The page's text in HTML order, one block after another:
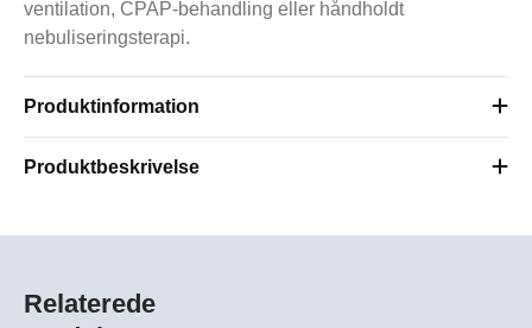
ventilation, CPAP-behandling eller håndholdt
nebuliseringsterapi.
Produktinformation
Produktbeskrivelse
Relaterede